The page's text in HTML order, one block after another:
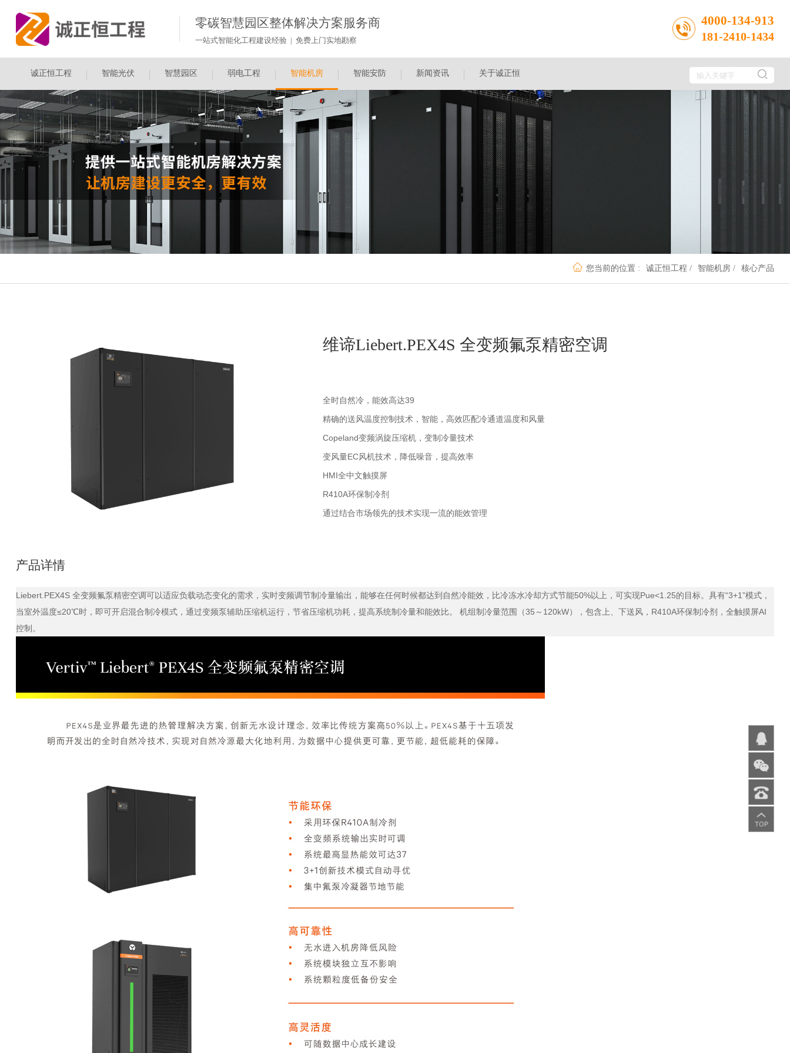
零碳智慧园区整体解决方案服务商
一站式智能化工程建设经验 | 免费上门实地勘察
4000-134-913
181-2410-1434
诚正恒工程 智能光伏 智慧园区 弱电工程 智能机房 智能安防 新闻资讯 关于诚正恒
您当前的位置 : 诚正恒工程 / 智能机房 / 核心产品
维谛Liebert.PEX4S 全变频氟泵精密空调
全时自然冷，能效高达39
精确的送风温度控制技术，智能，高效匹配冷通道温度和风量
Copeland变频涡旋压缩机，变制冷量技术
变风量EC风机技术，降低噪音，提高效率
HMI全中文触摸屏
R410A环保制冷剂
通过结合市场领先的技术实现一流的能效管理
产品详情
Liebert.PEX4S 全变频氟泵精密空调可以适应负载动态变化的需求，实时变频调节制冷量输出，能够在任何时候都达到自然冷能效，比冷冻水冷却方式节能50%以上，可实现Pue<1.25的目标。具有“3+1”模式，
当室外温度≤20℃时，即可开启混合制冷模式，通过变频泵辅助压缩机运行，节省压缩机功耗，提高系统制冷量和能效比。 机组制冷量范围（35～120kW），包含上、下送风，R410A环保制冷剂，全触摸屏AI
控制。